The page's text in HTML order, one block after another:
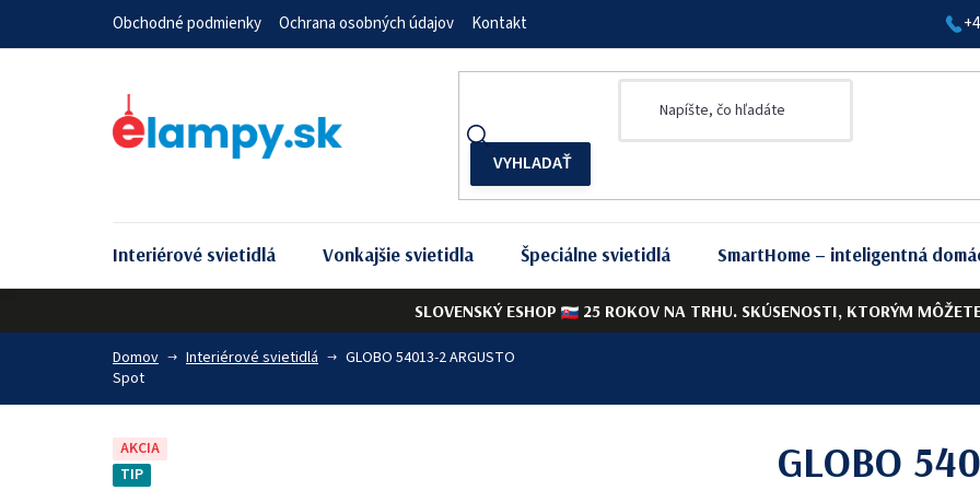
SLOVENSKÝ ESHOP 25 ROKOV NA TRHU. SKÚSENOSTI, KTORÝM
Obchodné podmienky Ochrana osobných údajov Kontakt
Interiérové svietidlá Vonkajšie svietidla Špeciálne svietidlá SmartHome – inteligentná
Domov Interiérové svietidlá
GLOBO 54013-2 ARGUSTO
Spot
GLOBO
AKCIA
TIP